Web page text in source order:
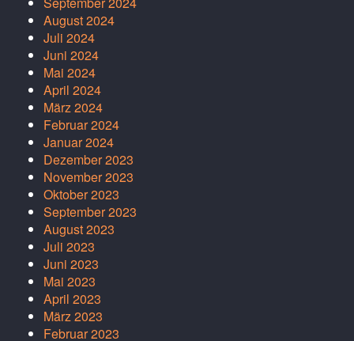
August 2024
Juli 2024
Juni 2024
Mai 2024
April 2024
März 2024
Februar 2024
Januar 2024
Dezember 2023
November 2023
Oktober 2023
September 2023
August 2023
Juli 2023
Juni 2023
Mai 2023
April 2023
März 2023
Februar 2023